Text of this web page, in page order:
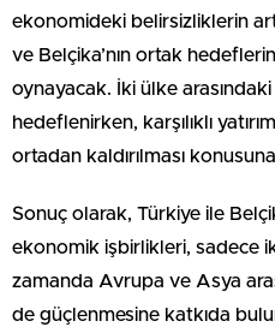
ekonomideki belirsizliklerin
ve Belçika’nın ortak
oynayacak. İki ülke arasındaki
hedeflenirken, karşılıklı
ortadan kaldırılması
Sonuç olarak, Türkiye ile
ekonomik işbirlikleri, sadece
zamanda Avrupa ve Asya
de güçlenmesine katkıda